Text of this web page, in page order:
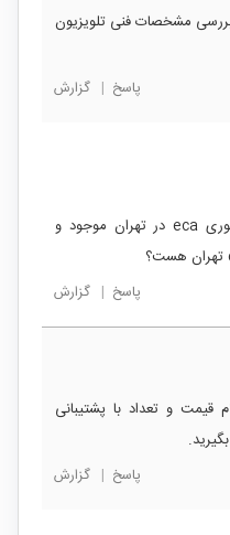
مشخصات فنی تلویزیون
پاسخ | گزارش
سلام. آیا این کالا در فروشگاه حضوری eca در تهران موجود و
پاسخ | گزارش
قیمت و تعداد با پشتیبانی
پاسخ | گزارش